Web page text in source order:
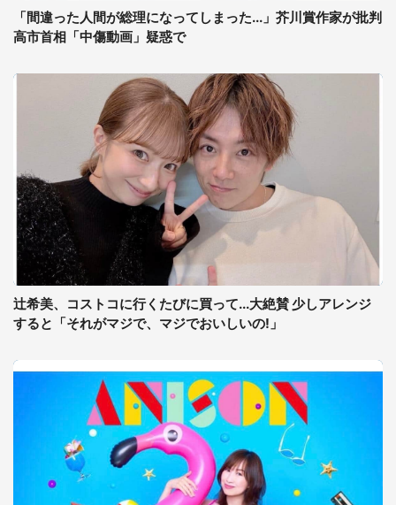
「間違った人間が総理になってしまった...」芥川賞作家が批判
高市首相「中傷動画」疑惑で
辻希美、コストコに行くたびに買って...大絶賛 少しアレンジ
すると「それがマジで、マジでおいしいの!」